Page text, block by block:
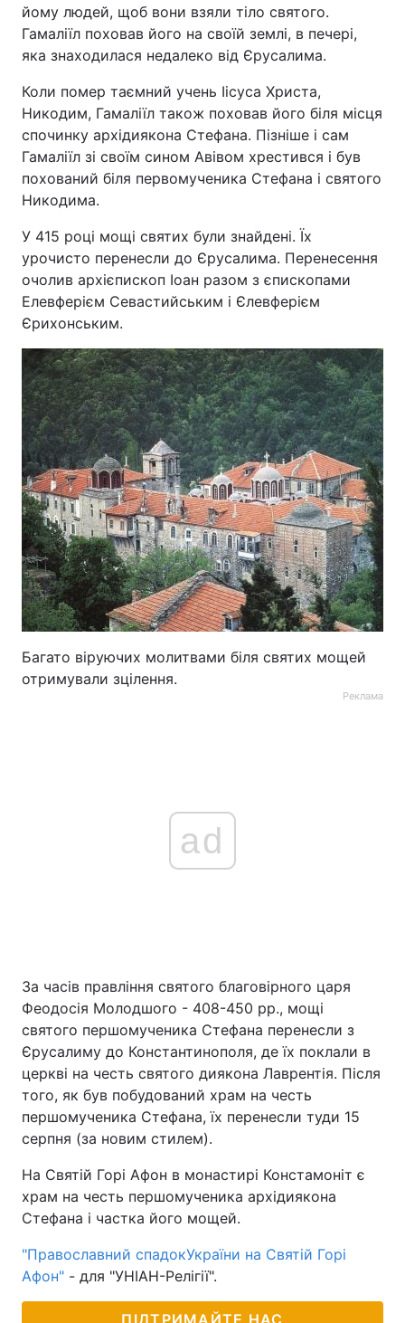
Тема оформлення
йому людей, щоб вони взяли тіло святого.
Гамаліїл поховав його на своїй землі, в печері,
яка знаходилася недалеко від Єрусалима.
Коли помер таємний учень Іісуса Христа,
Никодим, Гамаліїл також поховав його біля місця
спочинку архідиякона Стефана. Пізніше і сам
Гамаліїл зі своїм сином Авівом хрестився і був
похований біля первомученика Стефана і святого
Никодима.
У 415 році мощі святих були знайдені. Їх
урочисто перенесли до Єрусалима. Перенесення
очолив архієпископ Іоан разом з єпископами
Елевферієм Севастийським і Єлевферієм
Єрихонським.
Багато віруючих молитвами біля святих мощей
отримували зцілення.
Реклама
ad
За часів правління святого благовірного царя
Феодосія Молодшого - 408-450 рр., мощі
святого першомученика Стефана перенесли з
Єрусалиму до Константинополя, де їх поклали в
церкві на честь святого диякона Лаврентія. Після
того, як був побудований храм на честь
першомученика Стефана, їх перенесли туди 15
серпня (за новим стилем).
На Святій Горі Афон в монастирі Констамоніт є
храм на честь першомученика архідиякона
Стефана і частка його мощей.
"Православний спадокУкраїни на Святій Горі
Афон" - для "УНІАН-Релігії".
ПІДТРИМАЙТЕ НАС